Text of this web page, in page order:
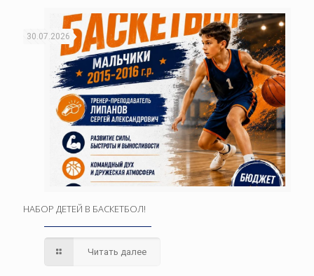
30.07.2026
НАБОР ДЕТЕЙ В БАСКЕТБОЛ!
Читать далее